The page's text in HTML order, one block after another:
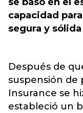
capacidad
segura y
Después de
suspensión de
Insurance se
estableció un